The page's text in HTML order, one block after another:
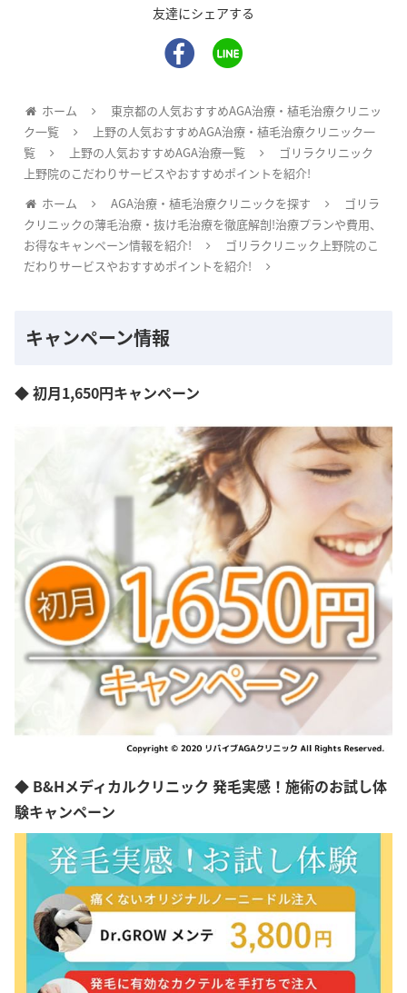
友達にシェアする
ホーム
東京都の人気おすすめAGA治療・植毛治療クリニッ
ク一覧
上野の人気おすすめAGA治療・植毛治療クリニック一
覧
上野の人気おすすめAGA治療一覧
ゴリラクリニック
上野院のこだわりサービスやおすすめポイントを紹介!
ホーム
AGA治療・植毛治療クリニックを探す
ゴリラ
クリニックの薄毛治療・抜け毛治療を徹底解剖!治療プランや費用、
お得なキャンペーン情報を紹介!
ゴリラクリニック上野院のこ
だわりサービスやおすすめポイントを紹介!
キャンペーン情報
◆ 初月1,650円キャンペーン
◆ B&Hメディカルクリニック 発毛実感！施術のお試し体
験キャンペーン